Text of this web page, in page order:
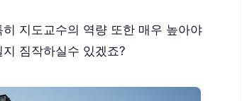
지도교수의 역량 또한 매우 높아야
짐작하실수 있겠죠?